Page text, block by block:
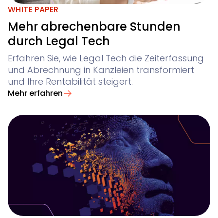
WHITE PAPER
Mehr abrechenbare Stunden
durch Legal Tech
Erfahren Sie, wie Legal Tech die Zeiterfassung
und Abrechnung in Kanzleien transformiert
und Ihre Rentabilität steigert.
Mehr erfahren